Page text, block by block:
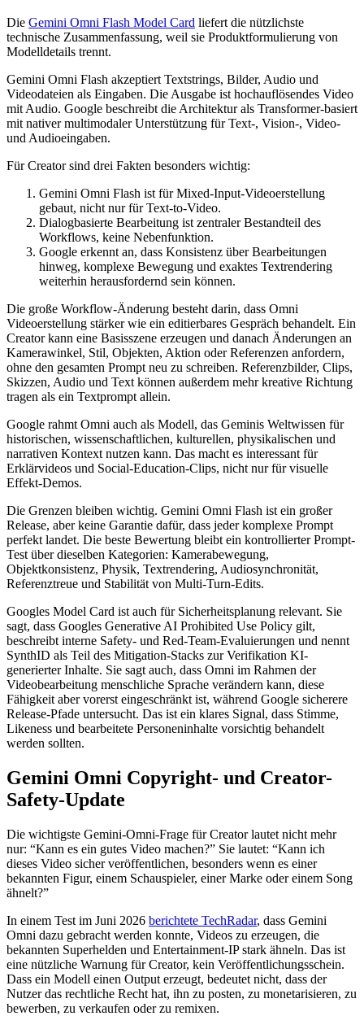
Die Gemini Omni Flash Model Card liefert die nützlichste
technische Zusammenfassung, weil sie Produktformulierung von
Modelldetails trennt.
Gemini Omni Flash akzeptiert Textstrings, Bilder, Audio und
Videodateien als Eingaben. Die Ausgabe ist hochauflösendes Video
mit Audio. Google beschreibt die Architektur als Transformer-basiert
mit nativer multimodaler Unterstützung für Text-, Vision-, Video-
und Audioeingaben.
Für Creator sind drei Fakten besonders wichtig:
Gemini Omni Flash ist für Mixed-Input-Videoerstellung
gebaut, nicht nur für Text-to-Video.
Dialogbasierte Bearbeitung ist zentraler Bestandteil des
Workflows, keine Nebenfunktion.
Google erkennt an, dass Konsistenz über Bearbeitungen
hinweg, komplexe Bewegung und exaktes Textrendering
weiterhin herausfordernd sein können.
Die große Workflow-Änderung besteht darin, dass Omni
Videoerstellung stärker wie ein editierbares Gespräch behandelt. Ein
Creator kann eine Basisszene erzeugen und danach Änderungen an
Kamerawinkel, Stil, Objekten, Aktion oder Referenzen anfordern,
ohne den gesamten Prompt neu zu schreiben. Referenzbilder, Clips,
Skizzen, Audio und Text können außerdem mehr kreative Richtung
tragen als ein Textprompt allein.
Google rahmt Omni auch als Modell, das Geminis Weltwissen für
historischen, wissenschaftlichen, kulturellen, physikalischen und
narrativen Kontext nutzen kann. Das macht es interessant für
Erklärvideos und Social-Education-Clips, nicht nur für visuelle
Effekt-Demos.
Die Grenzen bleiben wichtig. Gemini Omni Flash ist ein großer
Release, aber keine Garantie dafür, dass jeder komplexe Prompt
perfekt landet. Die beste Bewertung bleibt ein kontrollierter Prompt-
Test über dieselben Kategorien: Kamerabewegung,
Objektkonsistenz, Physik, Textrendering, Audiosynchronität,
Referenztreue und Stabilität von Multi-Turn-Edits.
Googles Model Card ist auch für Sicherheitsplanung relevant. Sie
sagt, dass Googles Generative AI Prohibited Use Policy gilt,
beschreibt interne Safety- und Red-Team-Evaluierungen und nennt
SynthID als Teil des Mitigation-Stacks zur Verifikation KI-
generierter Inhalte. Sie sagt auch, dass Omni im Rahmen der
Videobearbeitung menschliche Sprache verändern kann, diese
Fähigkeit aber vorerst eingeschränkt ist, während Google sicherere
Release-Pfade untersucht. Das ist ein klares Signal, dass Stimme,
Likeness und bearbeitete Personeninhalte vorsichtig behandelt
werden sollten.
Gemini Omni Copyright- und Creator-
Safety-Update
Die wichtigste Gemini-Omni-Frage für Creator lautet nicht mehr
nur: “Kann es ein gutes Video machen?” Sie lautet: “Kann ich
dieses Video sicher veröffentlichen, besonders wenn es einer
bekannten Figur, einem Schauspieler, einer Marke oder einem Song
ähnelt?”
In einem Test im Juni 2026 berichtete TechRadar, dass Gemini
Omni dazu gebracht werden konnte, Videos zu erzeugen, die
bekannten Superhelden und Entertainment-IP stark ähneln. Das ist
eine nützliche Warnung für Creator, kein Veröffentlichungsschein.
Dass ein Modell einen Output erzeugt, bedeutet nicht, dass der
Nutzer das rechtliche Recht hat, ihn zu posten, zu monetarisieren, zu
bewerben, zu verkaufen oder zu remixen.